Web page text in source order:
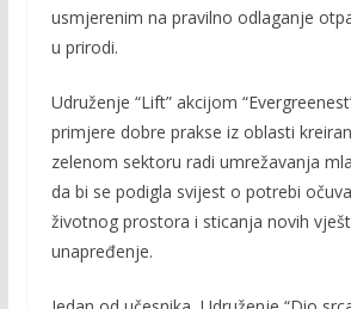
usmjerenim na pravilno odlaganje
u prirodi.
Udruženje “Lift” akcijom
primjere dobre prakse iz oblasti
zelenom sektoru radi umrežavanja
da bi se podigla svijest o potrebi
životnog prostora i sticanja novih
unapređenje.